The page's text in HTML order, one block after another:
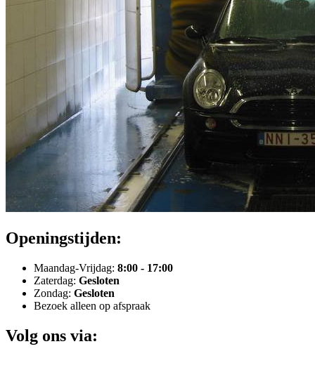
Openingstijden:
Maandag-Vrijdag: 8:00 - 17:00
Zaterdag: Gesloten
Zondag: Gesloten
Bezoek alleen op afspraak
Volg ons via: